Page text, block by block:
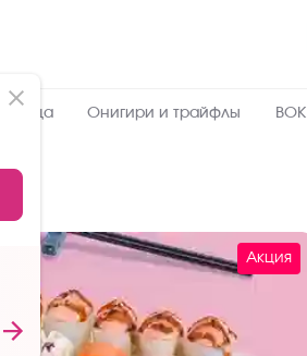
Пицца Онигири и трайфлы ВОК
Акция